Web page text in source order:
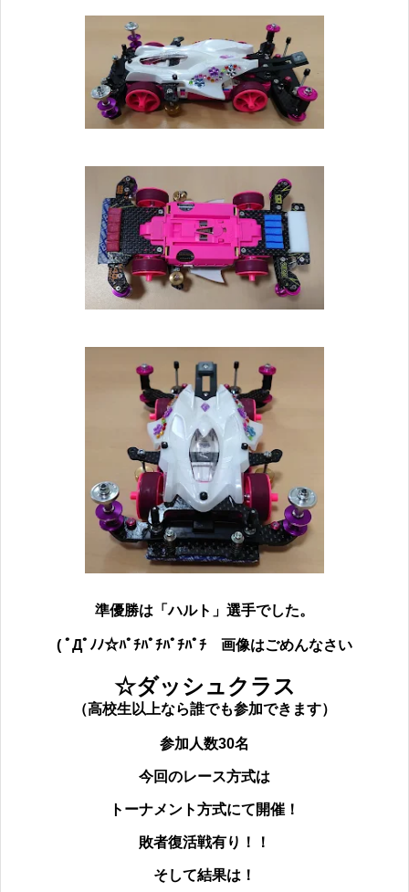
準優勝は「ハルト」選手でした。
( ﾟДﾟﾉﾉ☆ﾊﾟﾁﾊﾟﾁﾊﾟﾁﾊﾟﾁ 画像はごめんなさい
☆ダッシュクラス
（高校生以上なら誰でも参加できます）
参加人数30名
今回のレース方式は
トーナメント方式にて開催！
敗者復活戦有り！！
そして結果は！